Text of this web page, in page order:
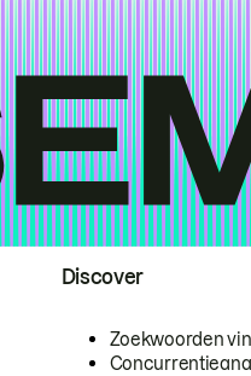
Discover
Zoekwoorden